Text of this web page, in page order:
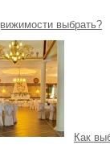
выбрать?
Как